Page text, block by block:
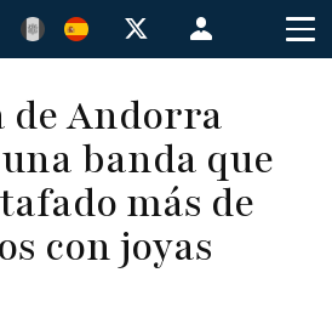
Menú
de
de
usuario
de Andorra
banda que
más de
con joyas